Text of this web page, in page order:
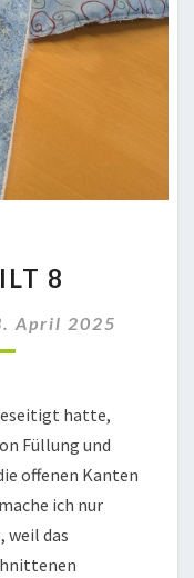
8
April 2025
hatte,
Füllung und
offenen Kanten
ich nur
weil das